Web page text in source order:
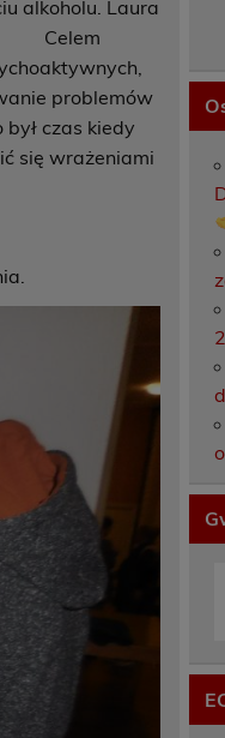
alkoholu. Laura
Celem
problemów
czas kiedy
się wrażeniami